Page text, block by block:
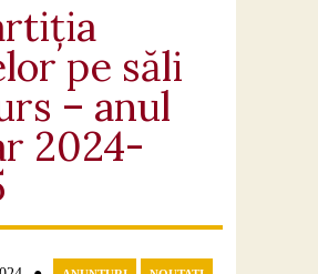
pe săli
– anul
2024-